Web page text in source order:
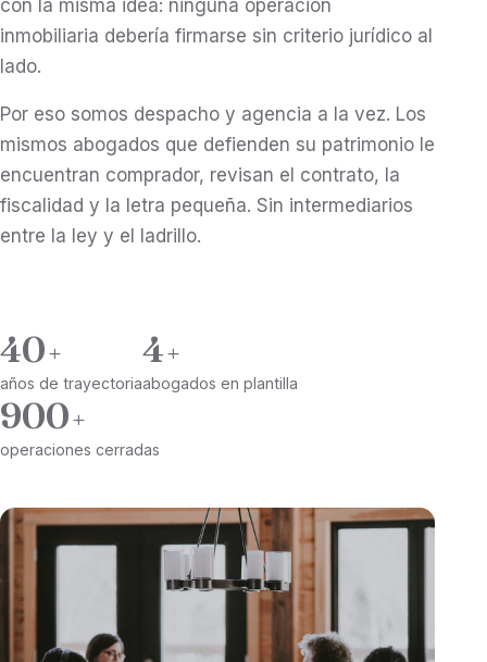
con la misma idea: ninguna operación
inmobiliaria debería firmarse sin criterio jurídico al
lado.
Por eso somos despacho y agencia a la vez. Los
mismos abogados que defienden su patrimonio le
encuentran comprador, revisan el contrato, la
fiscalidad y la letra pequeña. Sin intermediarios
entre la ley y el ladrillo.
40
años de trayectoria
4
abogados en plantilla
900
operaciones cerradas